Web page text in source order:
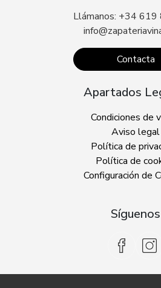
Llámanos: +34
Contacta
Apartados
Condiciones de
Aviso legal
Política de
Política de
Configuración de
Síguenos